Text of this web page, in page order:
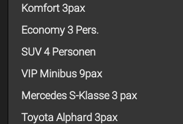
Komfort 3pax
Economy 3 Pers.
SUV 4 Personen
VIP Minibus 9pax
Mercedes S-Klasse 3 pax
Toyota Alphard 3pax